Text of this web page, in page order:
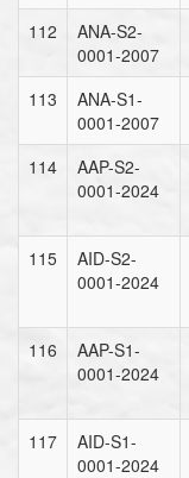
112
ANA-S2-
0001-2007
113
ANA-S1-
0001-2007
114
AAP-S2-
0001-2024
115
AID-S2-
0001-2024
116
AAP-S1-
0001-2024
117
AID-S1-
0001-2024